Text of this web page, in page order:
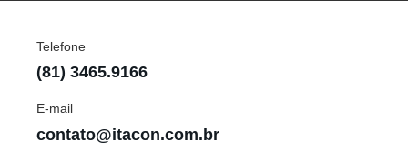
Telefone
(81) 3465.9166
E-mail
contato@itacon.com.br